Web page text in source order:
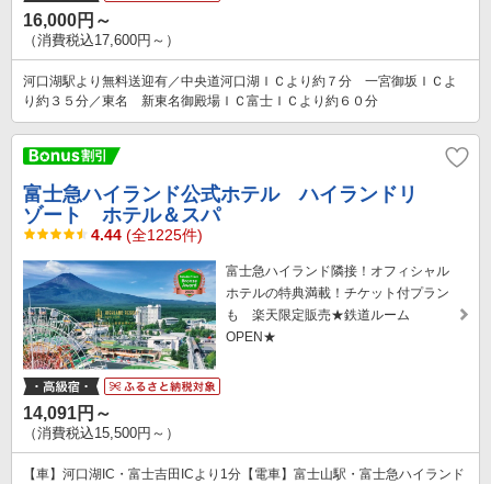
16,000円～
（消費税込17,600円～）
河口湖駅より無料送迎有／中央道河口湖ＩＣより約７分 一宮御坂ＩＣよ
り約３５分／東名 新東名御殿場ＩＣ富士ＩＣより約６０分
富士急ハイランド公式ホテル ハイランドリ
ゾート ホテル＆スパ
4.44 (全1225件)
富士急ハイランド隣接！オフィシャル
ホテルの特典満載！チケット付プラン
も 楽天限定販売★鉄道ルーム
OPEN★
14,091円～
（消費税込15,500円～）
【車】河口湖IC・富士吉田ICより1分【電車】富士山駅・富士急ハイランド